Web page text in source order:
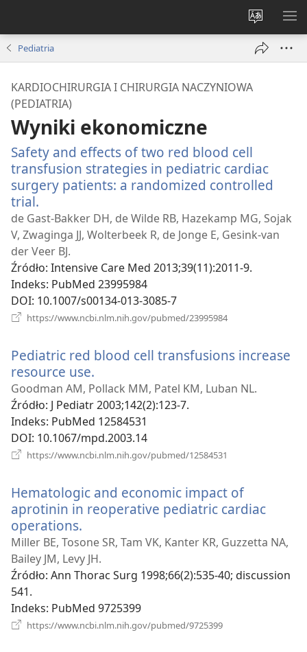
Wybór
języka
Pediatria
KARDIOCHIRURGIA I CHIRURGIA NACZYNIOWA
(PEDIATRIA)
Wyniki ekonomiczne
Safety and effects of two red blood cell
transfusion strategies in pediatric cardiac
surgery patients: a randomized controlled
trial.
new
window)
de Gast-Bakker DH, de Wilde RB, Hazekamp MG, Sojak
V, Zwaginga JJ, Wolterbeek R, de Jonge E, Gesink-van
der Veer BJ.
Źródło‎: Intensive Care Med 2013;39(11):2011-9.
Indeks‎: PubMed 23995984
DOI‎: 10.1007/s00134-013-3085-7
https://www.ncbi.nlm.nih.gov/pubmed/23995984
Pediatric red blood cell transfusions increase
resource use.
new
window)
Goodman AM, Pollack MM, Patel KM, Luban NL.
Źródło‎: J Pediatr 2003;142(2):123-7.
Indeks‎: PubMed 12584531
DOI‎: 10.1067/mpd.2003.14
https://www.ncbi.nlm.nih.gov/pubmed/12584531
Hematologic and economic impact of
aprotinin in reoperative pediatric cardiac
operations.
new
window)
Miller BE, Tosone SR, Tam VK, Kanter KR, Guzzetta NA,
Bailey JM, Levy JH.
Źródło‎: Ann Thorac Surg 1998;66(2):535-40; discussion
541.
Indeks‎: PubMed 9725399
https://www.ncbi.nlm.nih.gov/pubmed/9725399